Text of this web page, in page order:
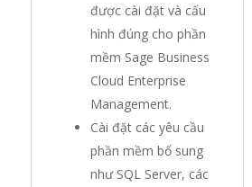
được cài đặt và cấu
hình đúng cho phần
mềm Sage Business
Cloud Enterprise
Management.
Cài đặt các yêu cầu
phần mềm bổ sung
như SQL Server, các